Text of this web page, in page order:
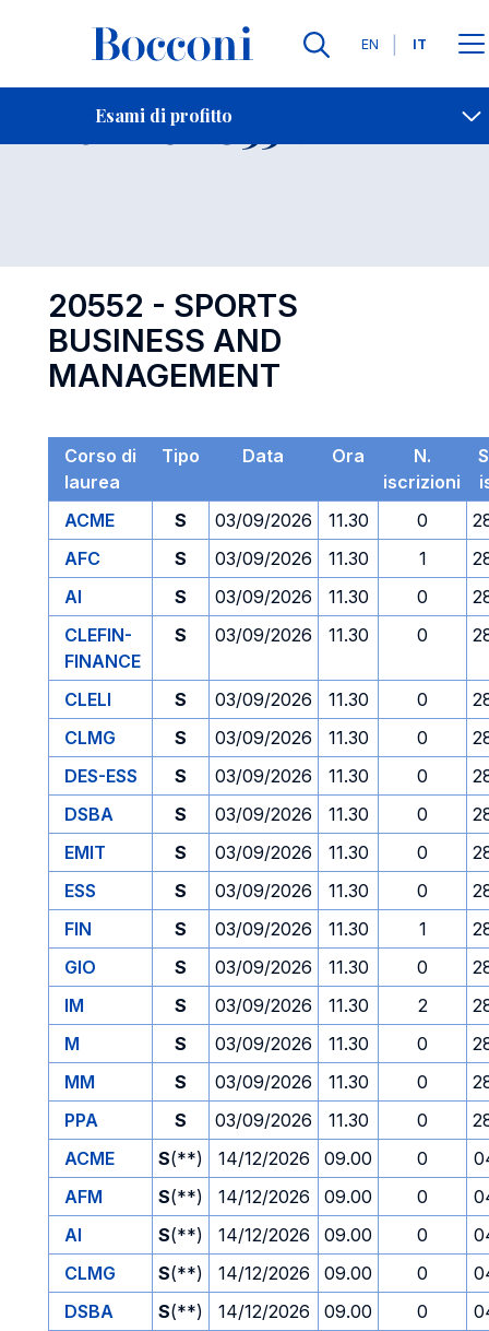
Lingue
EN IT
Esami di profitto
Contatti
Esame 20552 Open
20552 - SPORTS
BUSINESS AND
MANAGEMENT
Corso di
laurea
Tipo Data Ora
N.
iscrizioni
ACME
S 03/09/2026 11.30 0
AFC
S 03/09/2026 11.30 1
AI
S 03/09/2026 11.30 0
CLEFIN-
FINANCE
S 03/09/2026 11.30 0
CLELI S 03/09/2026 11.30 0
CLMG
S 03/09/2026 11.30 0
DES-ESS
S 03/09/2026 11.30 0
DSBA
S 03/09/2026 11.30 0
EMIT
S 03/09/2026 11.30 0
ESS
S 03/09/2026 11.30 0
FIN
S 03/09/2026 11.30 1
GIO
S 03/09/2026 11.30 0
IM
S 03/09/2026 11.30 2
M
S 03/09/2026 11.30 0
MM
S 03/09/2026 11.30 0
PPA
S 03/09/2026 11.30 0
ACME
S(**) 14/12/2026 09.00 0
AFM
S(**) 14/12/2026 09.00 0
AI
S(**) 14/12/2026 09.00 0
CLMG
S(**) 14/12/2026 09.00 0
DSBA
S(**) 14/12/2026 09.00 0